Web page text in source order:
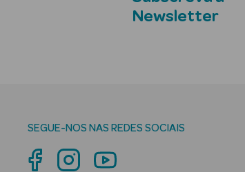
Newsletter
SEGUE-NOS NAS REDES SOCIAIS